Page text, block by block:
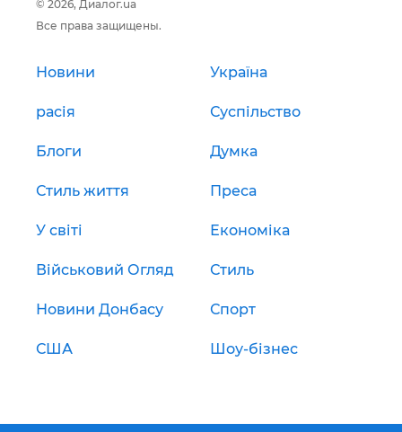
© 2026, Диалог.ua
Все права защищены.
Новини Україна
расія Суспільство
Блоги Думка
Стиль життя Преса
У світі Економіка
Військовий Огляд Стиль
Новини Донбасу Спорт
США Шоу-бізнес